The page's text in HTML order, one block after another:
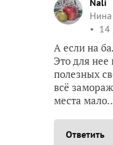
14
А если на
Это для нее
полезных
всё
места
Ответить